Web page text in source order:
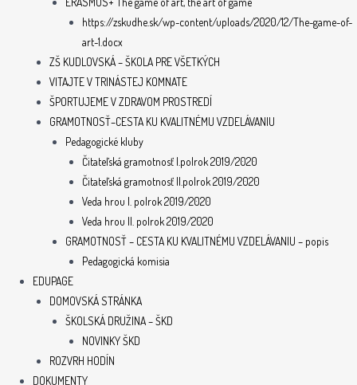
https://zskudhe.sk/wp-content/uploads/2020/12/The-game-of-
art-1.docx
ZŠ KUDLOVSKÁ – ŠKOLA PRE VŠETKÝCH
VITAJTE V TRINÁSTEJ KOMNATE
ŠPORTUJEME V ZDRAVOM PROSTREDÍ
GRAMOTNOSŤ–CESTA KU KVALITNÉMU VZDELÁVANIU
Pedagogické kluby
Čitateľská gramotnosť I.polrok 2019/2020
Čitateľská gramotnosť II.polrok 2019/2020
Veda hrou I. polrok 2019/2020
Veda hrou II. polrok 2019/2020
GRAMOTNOSŤ – CESTA KU KVALITNÉMU VZDELÁVANIU – popis
Pedagogická komisia
EDUPAGE
DOMOVSKÁ STRÁNKA
ŠKOLSKÁ DRUŽINA – ŠKD
NOVINKY ŠKD
ROZVRH HODÍN
DOKUMENTY